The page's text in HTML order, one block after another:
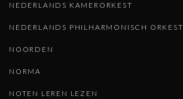
NEDERLANDS KAMERORKEST
NEDERLANDS PHILHARMONISCH ORKEST
NOORDEN
NORMA
NOTEN LEREN LEZEN